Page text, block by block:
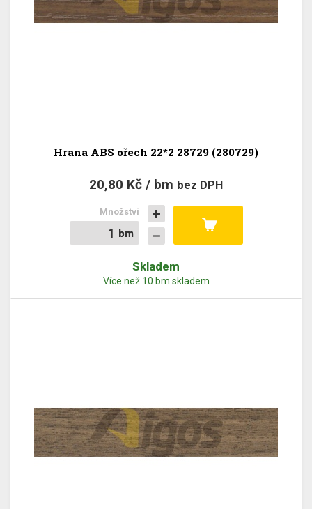
Hrana ABS ořech 22*2 28729 (280729)
20,80 Kč / bm bez DPH
bm
bm
Množství
Skladem
Více než 10 bm skladem